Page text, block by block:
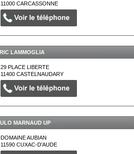
11000CARCASSONNE
LAMMOGLIA
29 PLACE LIBERTE
11400CASTELNAUDARY
MARNAUD UP
DOMAINE AUBIAN
11590CUXAC-D'AUDE